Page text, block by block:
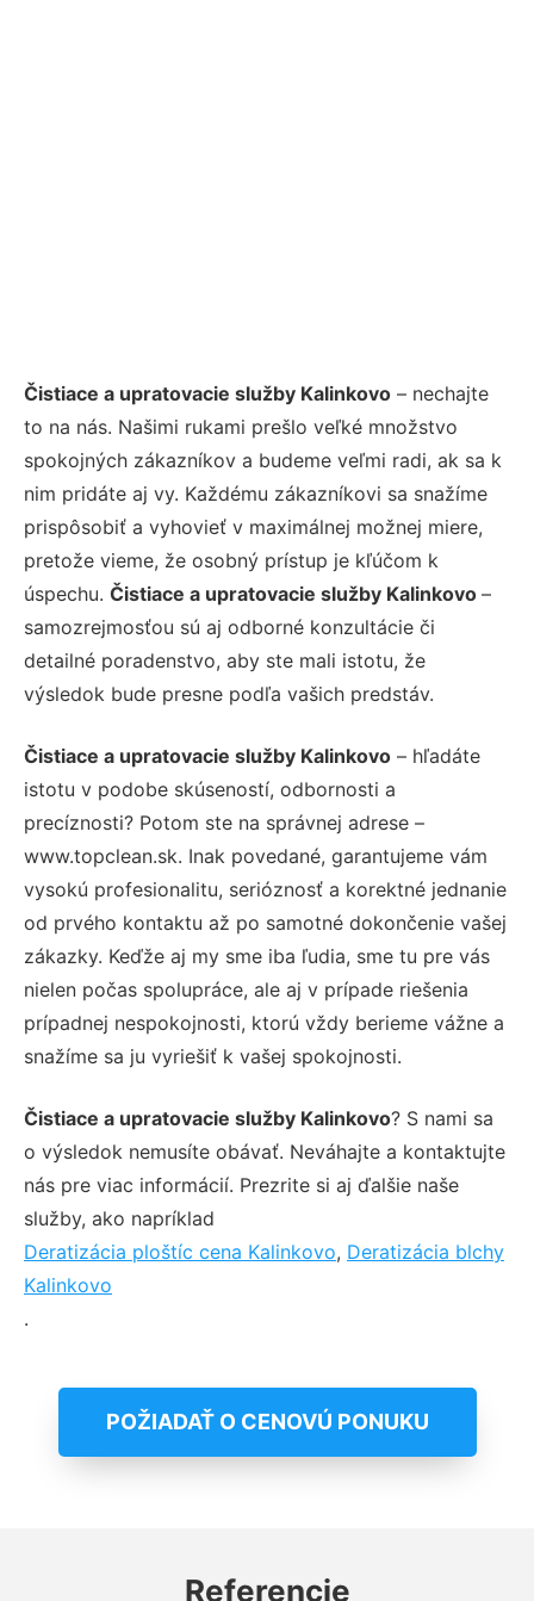
Čistiace a upratovacie služby Kalinkovo – nechajte
to na nás. Našimi rukami prešlo veľké množstvo
spokojných zákazníkov a budeme veľmi radi, ak sa k
nim pridáte aj vy. Každému zákazníkovi sa snažíme
prispôsobiť a vyhovieť v maximálnej možnej miere,
pretože vieme, že osobný prístup je kľúčom k
úspechu. Čistiace a upratovacie služby Kalinkovo –
samozrejmosťou sú aj odborné konzultácie či
detailné poradenstvo, aby ste mali istotu, že
výsledok bude presne podľa vašich predstáv.
Čistiace a upratovacie služby Kalinkovo – hľadáte
istotu v podobe skúseností, odbornosti a
precíznosti? Potom ste na správnej adrese –
www.topclean.sk. Inak povedané, garantujeme vám
vysokú profesionalitu, serióznosť a korektné jednanie
od prvého kontaktu až po samotné dokončenie vašej
zákazky. Keďže aj my sme iba ľudia, sme tu pre vás
nielen počas spolupráce, ale aj v prípade riešenia
prípadnej nespokojnosti, ktorú vždy berieme vážne a
snažíme sa ju vyriešiť k vašej spokojnosti.
Čistiace a upratovacie služby Kalinkovo? S nami sa
o výsledok nemusíte obávať. Neváhajte a kontaktujte
nás pre viac informácií. Prezrite si aj ďalšie naše
služby, ako napríklad
Deratizácia ploštíc cena Kalinkovo, Deratizácia blchy
Kalinkovo
.
POŽIADAŤ O CENOVÚ PONUKU
Referencie